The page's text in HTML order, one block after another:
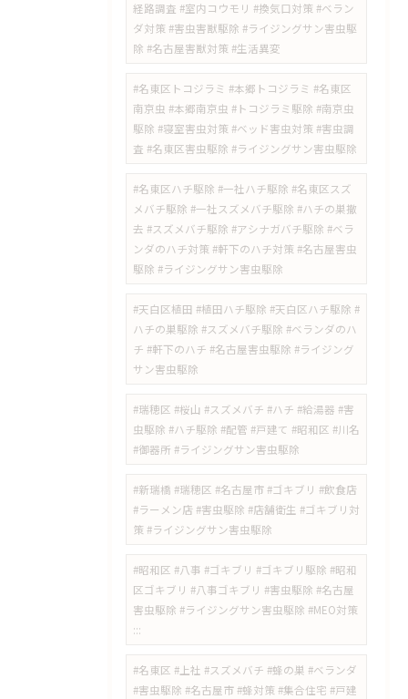
経路調査 #室内コウモリ #換気口対策 #ベラン
ダ対策 #害虫害獣駆除 #ライジングサン害虫駆
除 #名古屋害獣対策 #生活異変
#名東区トコジラミ #本郷トコジラミ #名東区
南京虫 #本郷南京虫 #トコジラミ駆除 #南京虫
駆除 #寝室害虫対策 #ベッド害虫対策 #害虫調
査 #名東区害虫駆除 #ライジングサン害虫駆除
#名東区ハチ駆除 #一社ハチ駆除 #名東区スズ
メバチ駆除 #一社スズメバチ駆除 #ハチの巣撤
去 #スズメバチ駆除 #アシナガバチ駆除 #ベラ
ンダのハチ対策 #軒下のハチ対策 #名古屋害虫
駆除 #ライジングサン害虫駆除
#天白区植田 #植田ハチ駆除 #天白区ハチ駆除 #
ハチの巣駆除 #スズメバチ駆除 #ベランダのハ
チ #軒下のハチ #名古屋害虫駆除 #ライジング
サン害虫駆除
#瑞穂区 #桜山 #スズメバチ #ハチ #給湯器 #害
虫駆除 #ハチ駆除 #配管 #戸建て #昭和区 #川名
#御器所 #ライジングサン害虫駆除
#新瑞橋 #瑞穂区 #名古屋市 #ゴキブリ #飲食店
#ラーメン店 #害虫駆除 #店舗衛生 #ゴキブリ対
策 #ライジングサン害虫駆除
#昭和区 #八事 #ゴキブリ #ゴキブリ駆除 #昭和
区ゴキブリ #八事ゴキブリ #害虫駆除 #名古屋
害虫駆除 #ライジングサン害虫駆除 #MEO対策
:::
#名東区 #上社 #スズメバチ #蜂の巣 #ベランダ
#害虫駆除 #名古屋市 #蜂対策 #集合住宅 #戸建